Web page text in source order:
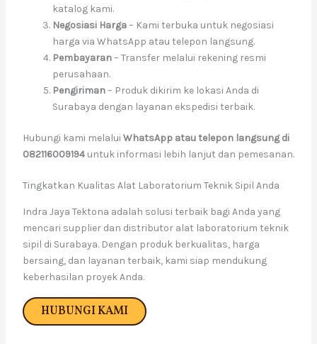
katalog kami.
Negosiasi Harga– Kami terbuka untuk negosiasi
harga via WhatsApp atau telepon langsung.
Pembayaran– Transfer melalui rekening resmi
perusahaan.
Pengiriman– Produk dikirim ke lokasi Anda di
Surabaya dengan layanan ekspedisi terbaik.
Hubungi kami melalui WhatsApp atau telepon langsung di
082116009194untuk informasi lebih lanjut dan pemesanan.
Tingkatkan Kualitas Alat Laboratorium Teknik Sipil Anda
Indra Jaya Tektona adalah solusi terbaik bagi Anda yang
mencari supplier dan distributor alat laboratorium teknik
sipil di Surabaya. Dengan produk berkualitas, harga
bersaing, dan layanan terbaik, kami siap mendukung
keberhasilan proyek Anda.
HUBUNGI KAMI